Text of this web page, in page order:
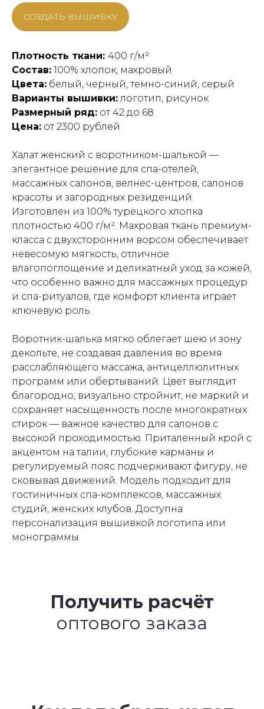
СОЗДАТЬ ВЫШИВКУ
Плотность ткани: 400 г/м²
Состав: 100% хлопок, махровый
Цвета: белый, черный, темно-cиний, серый
Варианты вышивки: логотип, рисунок
Размерный ряд: от 42 до 68
Цена: от 2300 рублей
Халат женский с воротником-шалькой —
элегантное решение для спа-отелей,
массажных салонов, велнес-центров, салонов
красоты и загородных резиденций.
Изготовлен из 100% турецкого хлопка
плотностью 400 г/м². Махровая ткань премиум-
класса с двухсторонним ворсом обеспечивает
невесомую мягкость, отличное
влагопоглощение и деликатный уход за кожей,
что особенно важно для массажных процедур
и спа-ритуалов, где комфорт клиента играет
ключевую роль.
Воротник-шалька мягко облегает шею и зону
декольте, не создавая давления во время
расслабляющего массажа, антицеллюлитных
программ или обертываний. Цвет выглядит
благородно, визуально стройнит, не маркий и
сохраняет насыщенность после многократных
стирок — важное качество для салонов с
высокой проходимостью. Приталенный крой с
акцентом на талии, глубокие карманы и
регулируемый пояс подчеркивают фигуру, не
сковывая движений. Модель подходит для
гостиничных спа-комплексов, массажных
студий, женских клубов. Доступна
персонализация вышивкой логотипа или
монограммы.
Получить расчёт
оптового заказа